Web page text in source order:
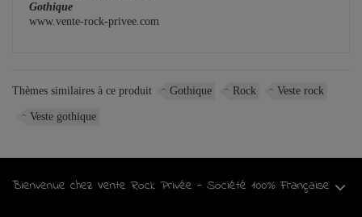
Gothique
www.vente-rock-privee.com
Thèmes similaires à ce produit Gothique Rock Veste rock
Veste gothique
Bienvenue chez Vente Rock Privée - Société 100% Française